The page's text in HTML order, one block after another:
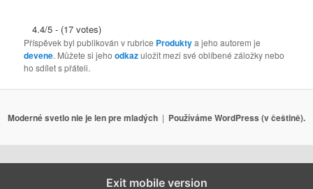
4.4/5 - (17 votes)
Příspěvek byl publikován v rubrice Produktya jeho autorem je
devene. Můžete si jehoodkazuložit mezi své oblíbené záložky nebo
ho sdílet s přáteli.
Moderné svetlo nie je len pre mladých Používáme WordPress (v češtině).
Exit mobile version